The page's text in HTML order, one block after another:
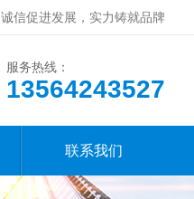
诚信促进发展，实力铸就品牌
服务热线：
13564243527
联系我们